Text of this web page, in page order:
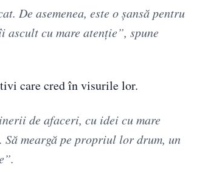
De asemenea, este o șansă pentru
cu mare atenție”, spune
care cred în visurile lor.
de afaceri, cu idei cu mare
meargă pe propriul lor drum, un